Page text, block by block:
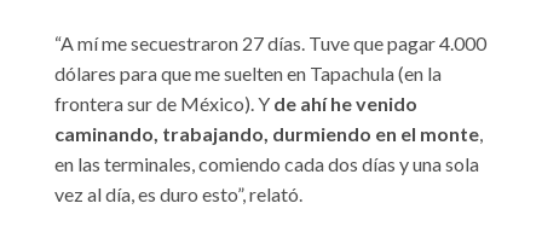
“A mí me secuestraron 27 días. Tuve que pagar 4.000
dólares para que me suelten en Tapachula (en la
frontera sur de México). Y de ahí he venido
caminando, trabajando, durmiendo en el monte,
en las terminales, comiendo cada dos días y una sola
vez al día, es duro esto”, relató.